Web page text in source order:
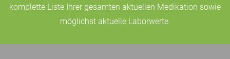
komplette Liste Ihrer gesamten aktuellen Medikation sowie
möglichst aktuelle Laborwerte.